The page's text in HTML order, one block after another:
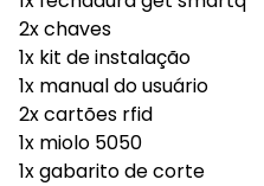
2x chaves
1x kit de instalação
1x manual do usuário
2x cartões rfid
1x miolo 5050
1x gabarito de corte